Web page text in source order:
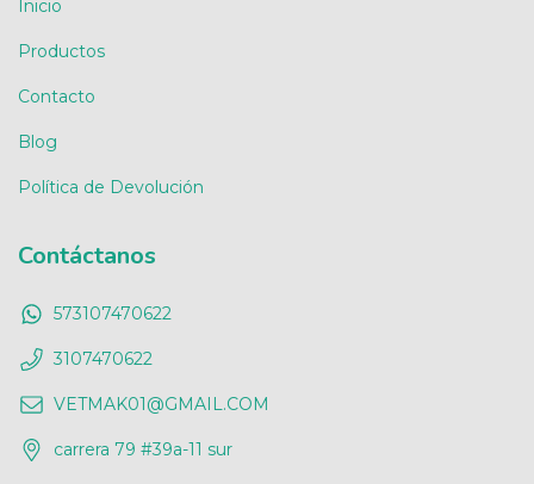
Inicio
Productos
Contacto
Blog
Política de Devolución
Contáctanos
573107470622
3107470622
VETMAK01@GMAIL.COM
carrera 79 #39a-11 sur